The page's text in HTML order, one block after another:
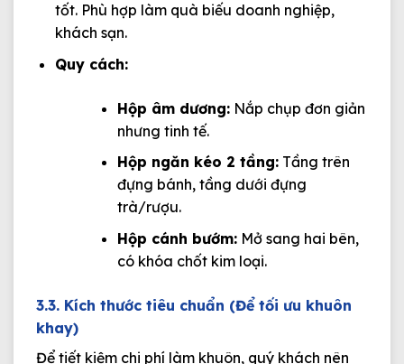
tốt. Phù hợp làm quà biếu doanh nghiệp,
khách sạn.
Quy cách:
Hộp âm dương:Nắp chụp đơn giản
nhưng tinh tế.
Hộp ngăn kéo 2 tầng:Tầng trên
đựng bánh, tầng dưới đựng
trà/rượu.
Hộp cánh bướm:Mở sang hai bên,
có khóa chốt kim loại.
3.3. Kích thước tiêu chuẩn (Để tối ưu khuôn
khay)
Để tiết kiệm chi phí làm khuôn, quý khách nên